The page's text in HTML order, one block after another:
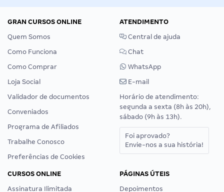
GRAN CURSOS ONLINE
Quem Somos
Como Funciona
Como Comprar
Loja Social
Validador de documentos
Conveniados
Programa de Afiliados
Trabalhe Conosco
Preferências de Cookies
ATENDIMENTO
Central de ajuda
Chat
WhatsApp
E-mail
Horário de atendimento:
segunda a sexta (8h às 20h),
sábado (9h às 13h).
Foi aprovado?
Envie-nos a sua história!
CURSOS ONLINE
Assinatura Ilimitada
PÁGINAS ÚTEIS
Depoimentos